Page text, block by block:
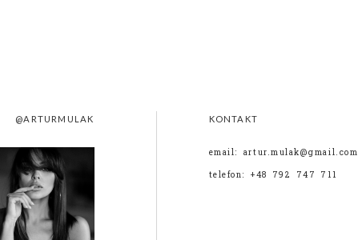
@ARTURMULAK KONTAKT
email: artur.mulak@gmail.com
telefon: +48 792 747 711